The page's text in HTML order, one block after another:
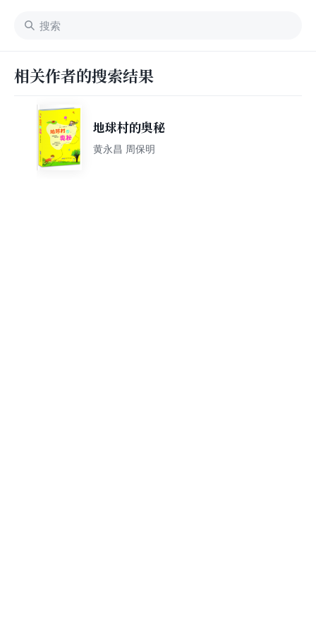
相关作者的搜索结果
地球村的奥秘
黄永昌 周保明